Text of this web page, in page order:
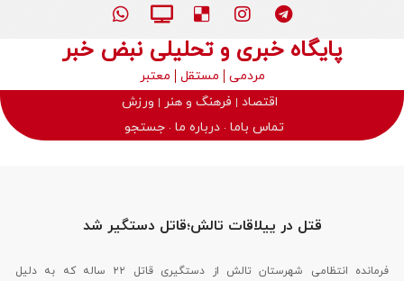
پایگاه خبری و تحلیلی نبض خبر
مردمی مستقل
معتبر
اقتصاد
فرهنگ و هنر
ورزش
تماس باما درباره ما جستجو
قتل در ییلاقات تالش؛قاتل دستگیر شد
فرمانده انتظامی شهرستان تالش از دستگیری قاتل ۲۲ ساله که به دلیل